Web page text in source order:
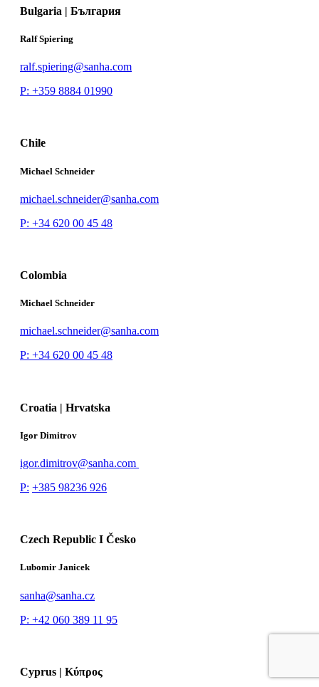
Bulgaria | България
Ralf Spiering
ralf.spiering@sanha.com
P: +359 8884 01990
Chile
Michael Schneider
michael.schneider@sanha.com
P: +34 620 00 45 48
Colombia
Michael Schneider
michael.schneider@sanha.com
P: +34 620 00 45 48
Croatia | Hrvatska
Igor Dimitrov
igor.dimitrov@sanha.com
P: +385 98236 926
Czech Republic I Česko
Lubomir Janicek
sanha@sanha.cz
P: +42 060 389 11 95
Cyprus | Κύπρος